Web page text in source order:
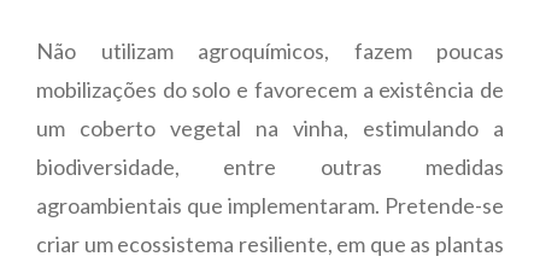
Não utilizam agroquímicos, fazem poucas
mobilizações do solo e favorecem a existência de
um coberto vegetal na vinha, estimulando a
biodiversidade, entre outras medidas
agroambientais que implementaram. Pretende-se
criar um ecossistema resiliente, em que as plantas